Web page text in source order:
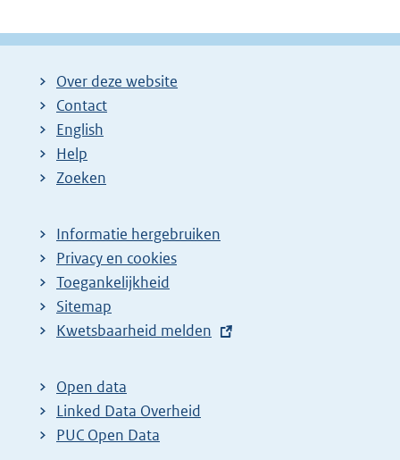
Over deze website
Contact
English
Help
Zoeken
Informatie hergebruiken
Privacy en cookies
Toegankelijkheid
Sitemap
E
t
e
r
Kwetsbaarheid melden
Open data
Linked Data Overheid
PUC Open Data